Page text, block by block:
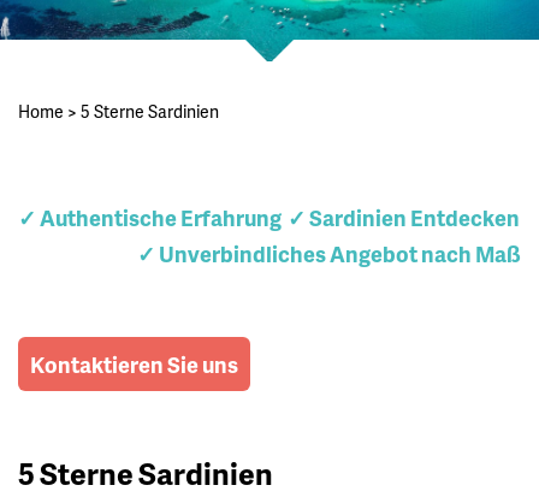
Home > 5 Sterne Sardinien
✓ Authentische Erfahrung ✓ Sardinien Entdecken
✓ Unverbindliches Angebot nach Maß
Kontaktieren Sie uns
5 Sterne Sardinien